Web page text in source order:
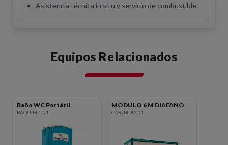
Asistencia técnica in situ y servicio de combustible.
Equipos Relacionados
Baño WC Portátil
BAQUIMIC.01
MODULO 6 M DIAFANO
CAS6MDIA.01